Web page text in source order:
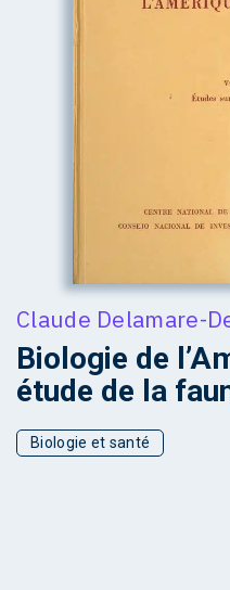
Claude Delamare-
Biologie de
étude de la
Biologie et santé